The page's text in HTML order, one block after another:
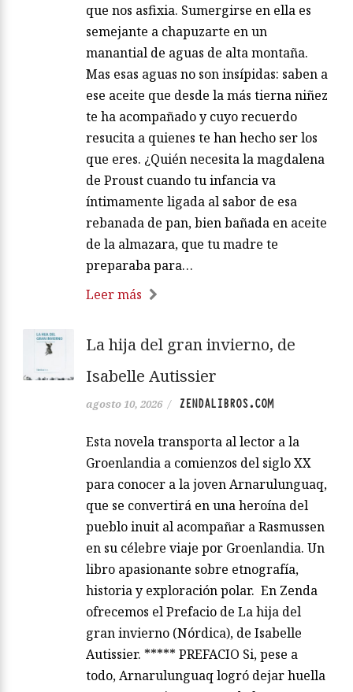
que nos asfixia. Sumergirse en ella es
semejante a chapuzarte en un
manantial de aguas de alta montaña.
Mas esas aguas no son insípidas: saben a
ese aceite que desde la más tierna niñez
te ha acompañado y cuyo recuerdo
resucita a quienes te han hecho ser los
que eres. ¿Quién necesita la magdalena
de Proust cuando tu infancia va
íntimamente ligada al sabor de esa
rebanada de pan, bien bañada en aceite
de la almazara, que tu madre te
preparaba para…
Leer más
La hija del gran invierno, de
Isabelle Autissier
agosto 10, 2026 / ZENDALIBROS.COM
Esta novela transporta al lector a la
Groenlandia a comienzos del siglo XX
para conocer a la joven Arnarulunguaq,
que se convertirá en una heroína del
pueblo inuit al acompañar a Rasmussen
en su célebre viaje por Groenlandia. Un
libro apasionante sobre etnografía,
historia y exploración polar. En Zenda
ofrecemos el Prefacio de La hija del
gran invierno (Nórdica), de Isabelle
Autissier. ***** PREFACIO Si, pese a
todo, Arnarulunguaq logró dejar huella